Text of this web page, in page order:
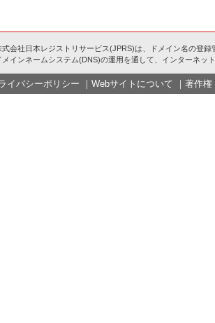
式会社日本レジストリサービス(JPRS)は、ドメイン名の登録
メインネームシステム(DNS)の運用を通して、インターネッ
イバシーポリシー ｜ Webサイトについて ｜ 著作権